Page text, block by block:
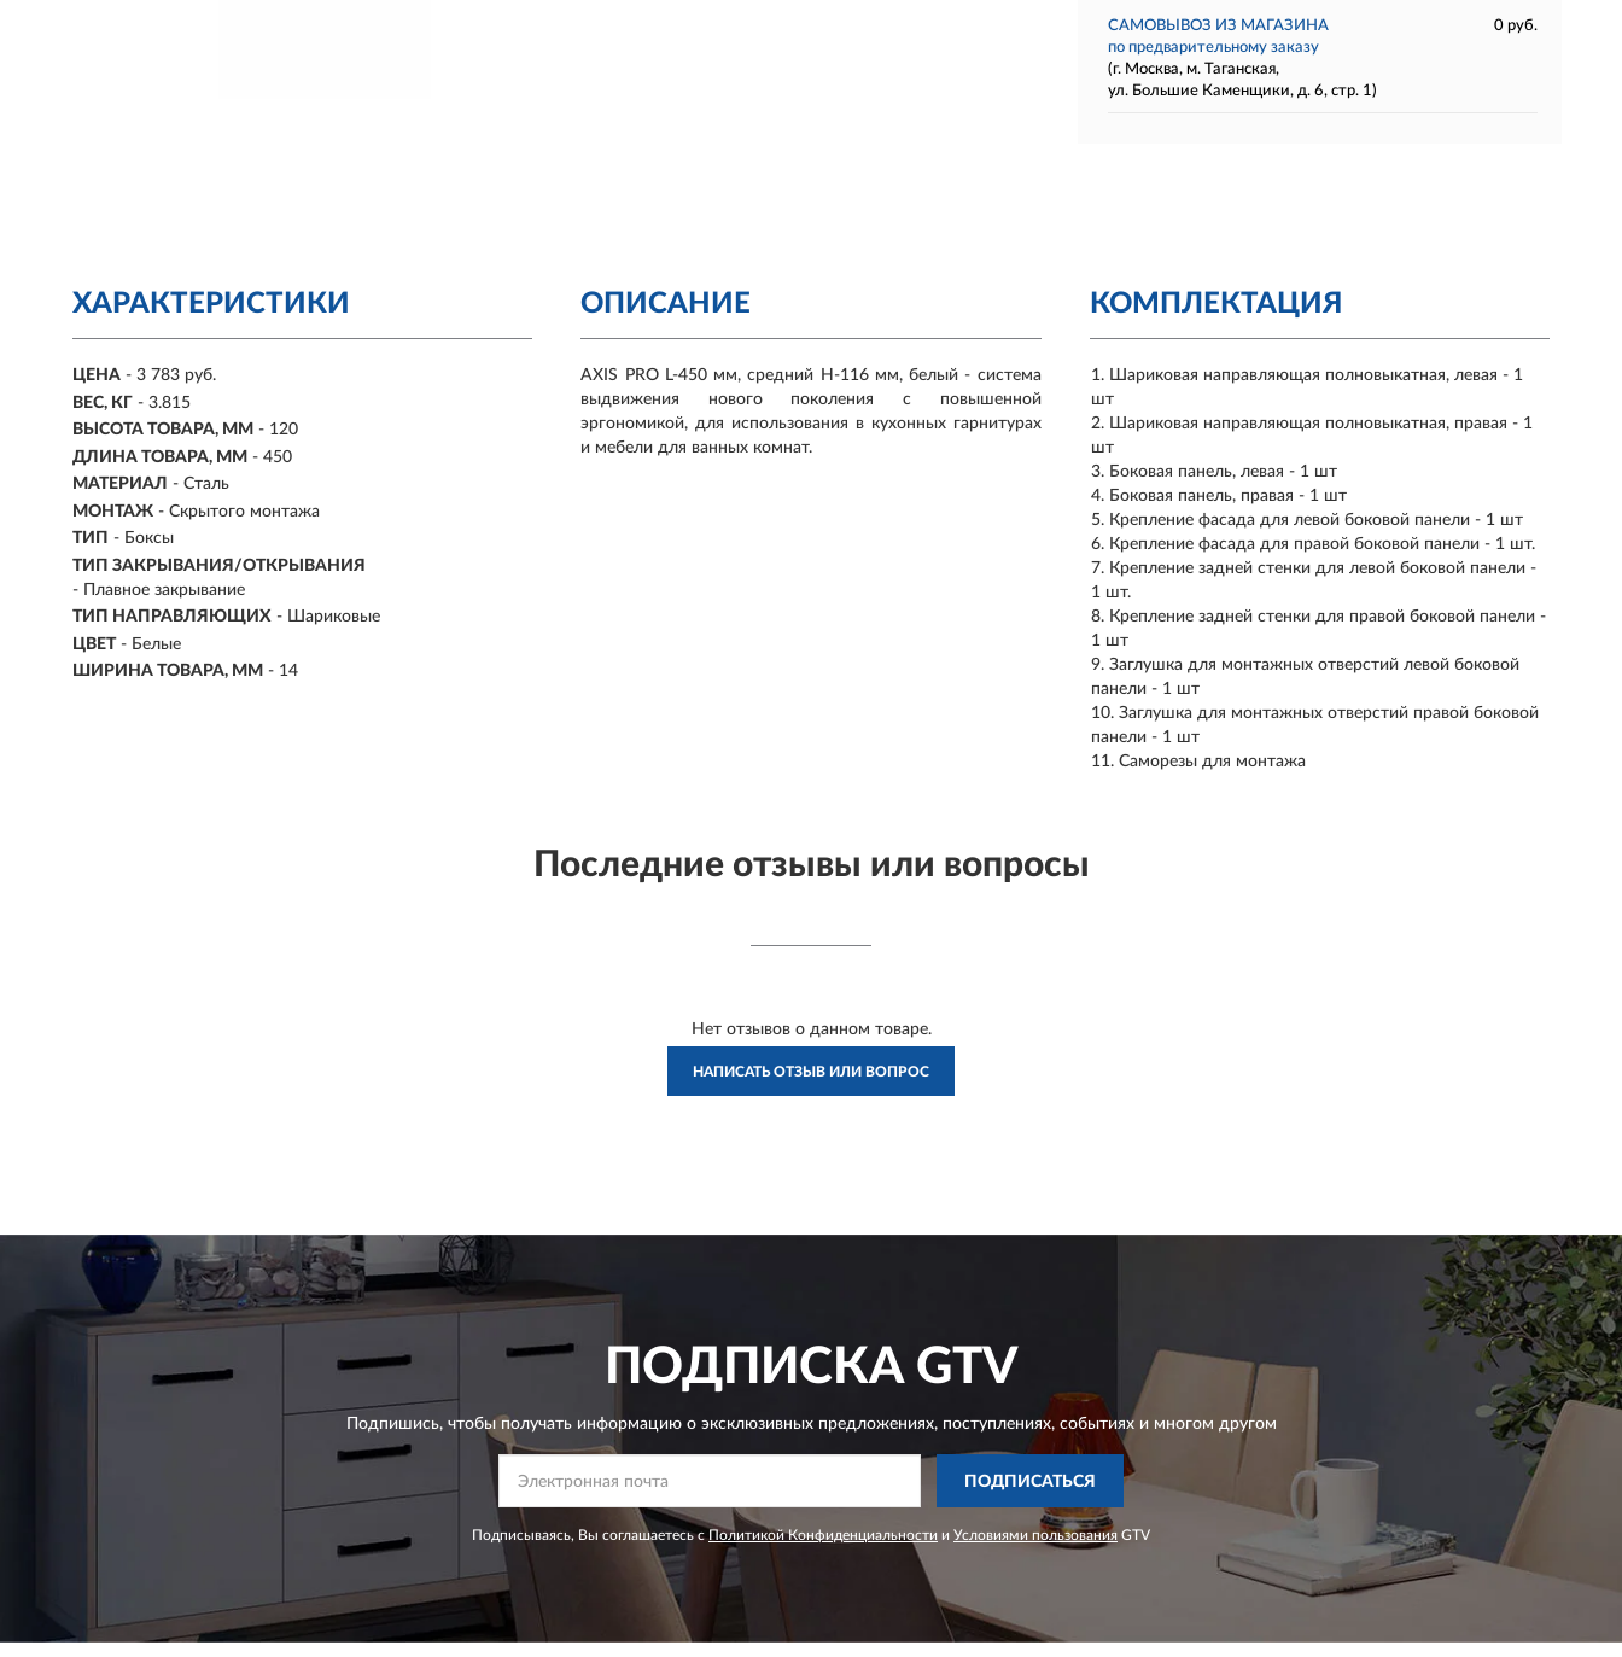
САМОВЫВОЗ ИЗ МАГАЗИНА
0 руб.
по предварительному заказу
(г. Москва, м. Таганская,
ул. Большие Каменщики, д. 6, стр. 1)
ХАРАКТЕРИСТИКИ
ЦЕНА - 3 783 руб.
ВЕС, КГ - 3.815
ВЫСОТА ТОВАРА, ММ - 120
ДЛИНА ТОВАРА, ММ - 450
МАТЕРИАЛ - Сталь
МОНТАЖ - Скрытого монтажа
ТИП - Боксы
ТИП ЗАКРЫВАНИЯ/ОТКРЫВАНИЯ
- Плавное закрывание
ТИП НАПРАВЛЯЮЩИХ - Шариковые
ЦВЕТ - Белые
ШИРИНА ТОВАРА, ММ - 14
КОМПЛЕКТАЦИЯ
Шариковая направляющая полновыкатная, левая - 1
шт
Шариковая направляющая полновыкатная, правая - 1
шт
Боковая панель, левая - 1 шт
Боковая панель, правая - 1 шт
Крепление фасада для левой боковой панели - 1 шт
Крепление фасада для правой боковой панели - 1 шт.
Крепление задней стенки для левой боковой панели -
1 шт.
Крепление задней стенки для правой боковой панели -
1 шт
Заглушка для монтажных отверстий левой боковой
панели - 1 шт
Заглушка для монтажных отверстий правой боковой
панели - 1 шт
Саморезы для монтажа
ОПИСАНИЕ
AXIS PRO L-450 мм, средний H-116 мм, белый - система
выдвижения нового поколения с повышенной
эргономикой, для использования в кухонных гарнитурах
и мебели для ванных комнат.
Последние отзывы или вопросы
Нет отзывов о данном товаре.
НАПИСАТЬ ОТЗЫВ ИЛИ ВОПРОС
ПОДПИСКАGTV
Подпишись, чтобы получать информацию о эксклюзивных предложениях,поступлениях, событиях и многом другом
ПОДПИСАТЬСЯ
Подписываясь, Вы соглашаетесь сПолитикой Конфиденциальности и Условиями пользования GTV